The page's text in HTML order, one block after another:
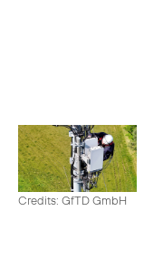
Credits: GfTD GmbH